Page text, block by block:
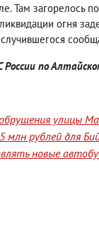
Там загорелось
огня
по
улицы
млн рублей для
новые